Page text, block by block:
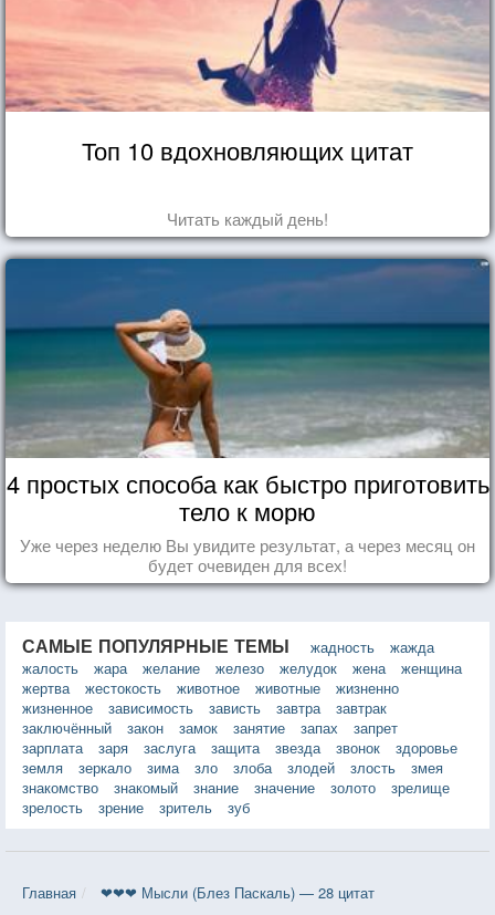
Топ 10 вдохновляющих цитат
Читать каждый день!
4 простых способа как быстро приготовить
тело к морю
Уже через неделю Вы увидите результат, а через месяц он
будет очевиден для всех!
САМЫЕ ПОПУЛЯРНЫЕ ТЕМЫ жадность
жажда
жалость
жара желание железо желудок жена
женщина
жертва
жестокость животное животные
жизненно
жизненное
зависимость зависть завтра
завтрак
заключённый
закон замок занятие запах
запрет
зарплата
заря заслуга защита звезда звонок
здоровье
земля
зеркало зима зло злоба злодей злость
змея
знакомство
знакомый знание значение золото
зрелище
зрелость
зрение зритель зуб
Главная ❤❤❤ Мысли (Блез Паскаль) — 28 цитат